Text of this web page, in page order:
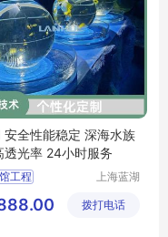
安全性能稳定 深海水族
透光率 24小时服务
工程
族工程
上海蓝湖
有限公司
拨打电话